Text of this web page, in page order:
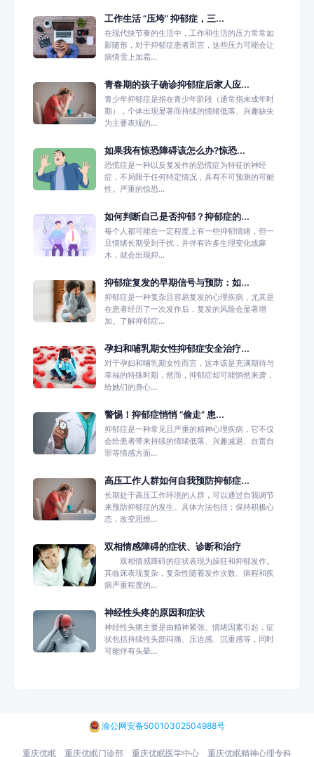
工作生活 “压垮” 抑郁症，三...
在现代快节奏的生活中，工作和生活的压力常常如
影随形，对于抑郁症患者而言，这些压力可能会让
病情雪上加霜...
青春期的孩子确诊抑郁症后家人应...
青少年抑郁症是指在青少年阶段（通常指未成年时
期），个体出现显著而持续的情绪低落、兴趣缺失
为主要表现的...
如果我有惊恐障碍该怎么办?惊恐...
恐慌症是一种以反复发作的恐慌症为特征的神经
症，不局限于任何特定情况，具有不可预测的可能
性。严重的惊恐...
如何判断自己是否抑郁？抑郁症的...
每个人都可能在一定程度上有一些抑郁情绪，但一
旦情绪长期受到干扰，并伴有许多生理变化或麻
木，就会出现抑...
抑郁症复发的早期信号与预防：如...
抑郁症是一种复杂且容易复发的心理疾病，尤其是
在患者经历了一次发作后，复发的风险会显著增
加。了解抑郁症...
孕妇和哺乳期女性抑郁症安全治疗...
对于孕妇和哺乳期女性而言，这本该是充满期待与
幸福的特殊时期，然而，抑郁症却可能悄然来袭，
给她们的身心...
警惕！抑郁症悄悄 “偷走” 患...
抑郁症是一种常见且严重的精神心理疾病，它不仅
会给患者带来持续的情绪低落、兴趣减退、自责自
罪等情感方面...
高压工作人群如何自我预防抑郁症...
长期处于高压工作环境的人群，可以通过自我调节
来预防抑郁症的发生。具体方法包括：保持积极心
态，改变思维...
双相情感障碍的症状、诊断和治疗
双相情感障碍的症状表现为躁狂和抑郁发作。
其临床表现复杂，复杂性随着发作次数、病程和疾
病严重程度的...
神经性头疼的原因和症状
神经性头痛主要是由精神紧张、情绪因素引起，症
状包括持续性头部闷痛、压迫感、沉重感等，同时
可能伴有头晕...
渝公网安备50010302504988号
重庆优眠 重庆优眠门诊部 重庆优眠医学中心 重庆优眠精神心理专科